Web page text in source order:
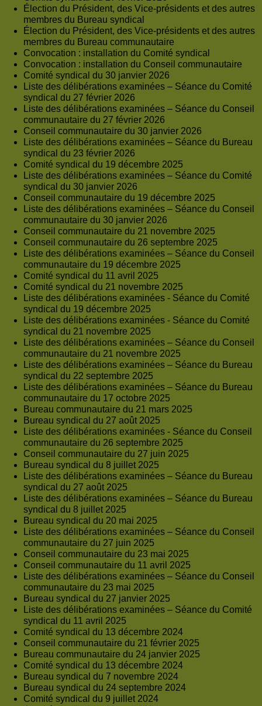
Élection du Président, des Vice-présidents et des autres
membres du Bureau syndical
Élection du Président, des Vice-présidents et des autres
membres du Bureau communautaire
Convocation : installation du Comité syndical
Convocation : installation du Conseil communautaire
Comité syndical du 30 janvier 2026
Liste des délibérations examinées – Séance du Comité
syndical du 27 février 2026
Liste des délibérations examinées – Séance du Conseil
communautaire du 27 février 2026
Conseil communautaire du 30 janvier 2026
Liste des délibérations examinées – Séance du Bureau
syndical du 23 février 2026
Comité syndical du 19 décembre 2025
Liste des délibérations examinées – Séance du Comité
syndical du 30 janvier 2026
Conseil communautaire du 19 décembre 2025
Liste des délibérations examinées – Séance du Conseil
communautaire du 30 janvier 2026
Conseil communautaire du 21 novembre 2025
Conseil communautaire du 26 septembre 2025
Liste des délibérations examinées – Séance du Conseil
communautaire du 19 décembre 2025
Comité syndical du 11 avril 2025
Comité syndical du 21 novembre 2025
Liste des délibérations examinées - Séance du Comité
syndical du 19 décembre 2025
Liste des délibérations examinées - Séance du Comité
syndical du 21 novembre 2025
Liste des délibérations examinées – Séance du Conseil
communautaire du 21 novembre 2025
Liste des délibérations examinées – Séance du Bureau
syndical du 22 septembre 2025
Liste des délibérations examinées – Séance du Bureau
communautaire du 17 octobre 2025
Bureau communautaire du 21 mars 2025
Bureau syndical du 27 août 2025
Liste des délibérations examinées - Séance du Conseil
communautaire du 26 septembre 2025
Conseil communautaire du 27 juin 2025
Bureau syndical du 8 juillet 2025
Liste des délibérations examinées – Séance du Bureau
syndical du 27 août 2025
Liste des délibérations examinées – Séance du Bureau
syndical du 8 juillet 2025
Bureau syndical du 20 mai 2025
Liste des délibérations examinées – Séance du Conseil
communautaire du 27 juin 2025
Conseil communautaire du 23 mai 2025
Conseil communautaire du 11 avril 2025
Liste des délibérations examinées – Séance du Conseil
communautaire du 23 mai 2025
Bureau syndical du 27 janvier 2025
Liste des délibérations examinées – Séance du Comité
syndical du 11 avril 2025
Comité syndical du 13 décembre 2024
Conseil communautaire du 21 février 2025
Bureau communautaire du 24 janvier 2025
Comité syndical du 13 décembre 2024
Bureau syndical du 7 novembre 2024
Bureau syndical du 24 septembre 2024
Comité syndical du 9 juillet 2024